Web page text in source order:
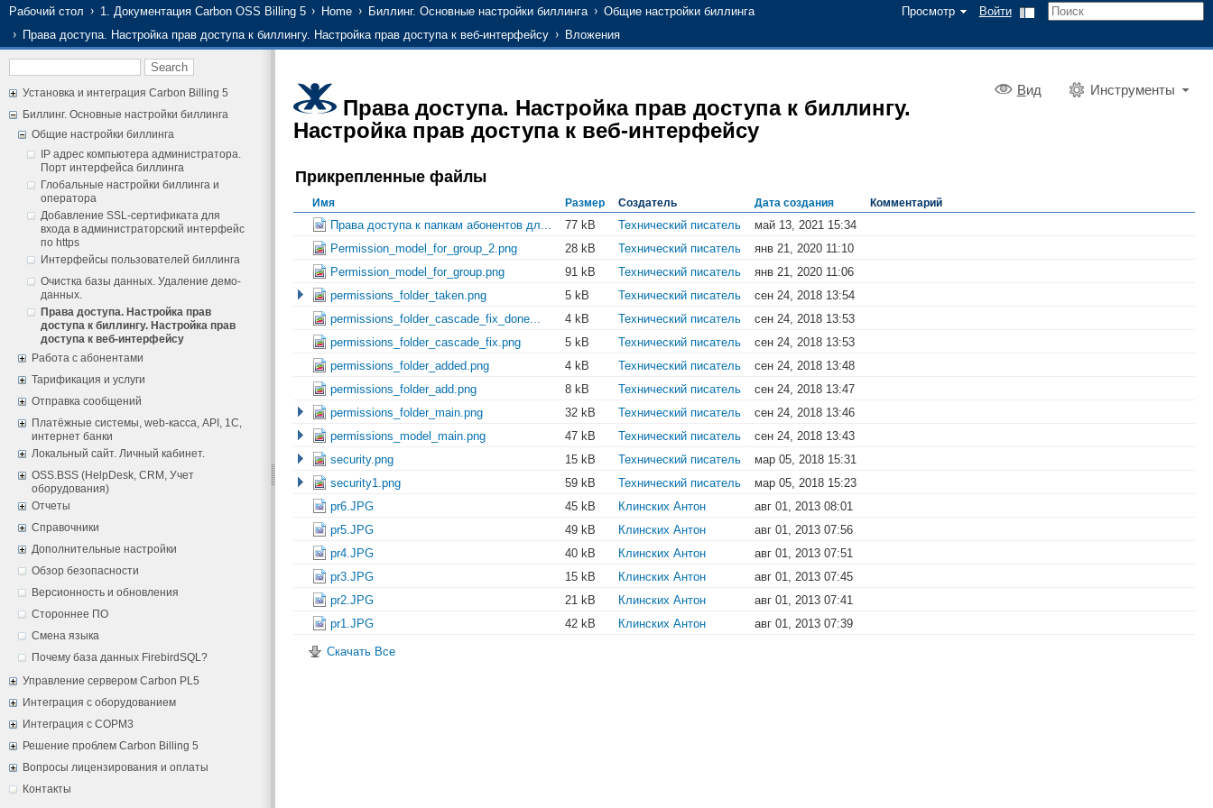
Просмотр Войти
Рабочий стол 1. Документация Carbon OSS Billing 5 Home Биллинг. Основные настройки биллинга
Общие настройки биллинга
Права доступа. Настройка прав доступа к биллингу. Настройка прав доступа к веб-интерфейсу
Вложения
Установка и интеграция Carbon Billing 5
Биллинг. Основные настройки биллинга
Общие настройки биллинга
IP адрес компьютера администратора.
Порт интерфейса биллинга
Глобальные настройки биллинга и
оператора
Добавление SSL-сертификата для
входа в администраторский интерфейс
по https
Интерфейсы пользователей биллинга
Очистка базы данных. Удаление демо-
данных.
Права доступа. Настройка прав
доступа к биллингу. Настройка прав
доступа к веб-интерфейсу
Работа с абонентами
Тарификация и услуги
Отправка сообщений
Платёжные системы, web-касса, API, 1С,
интернет банки
Локальный сайт. Личный кабинет.
OSS.BSS (HelpDesk, CRM, Учет
оборудования)
Отчеты
Справочники
Дополнительные настройки
Обзор безопасности
Версионность и обновления
Стороннее ПО
Смена языка
Почему база данных FirebirdSQL?
Управление сервером Carbon PL5
Интеграция с оборудованием
Интеграция с СОРМ3
Решение проблем Carbon Billing 5
Вопросы лицензирования и оплаты
Контакты
Вид Инструменты
Права доступа. Настройка прав доступа к биллингу.
Настройка прав доступа к веб-интерфейсу
Прикрепленные файлы
Имя Размер Создатель Дата создания Комментарий
Права доступа к папкам абонентов дл... 77 kB Технический писатель
май 13, 2021 15:34
Permission_model_for_group_2.png
28 kB Технический писатель
янв 21, 2020 11:10
Permission_model_for_group.png
91 kB Технический писатель
янв 21, 2020 11:06
permissions_folder_taken.png
5 kB Технический писатель
сен 24, 2018 13:54
permissions_folder_cascade_fix_done...
4 kB Технический писатель
сен 24, 2018 13:53
permissions_folder_cascade_fix.png
5 kB Технический писатель
сен 24, 2018 13:53
permissions_folder_added.png
4 kB Технический писатель
сен 24, 2018 13:48
permissions_folder_add.png
8 kB Технический писатель
сен 24, 2018 13:47
permissions_folder_main.png
32 kB Технический писатель
сен 24, 2018 13:46
permissions_model_main.png
47 kB Технический писатель
сен 24, 2018 13:43
security.png
15 kB Технический писатель
мар 05, 2018 15:31
security1.png
59 kB Технический писатель
мар 05, 2018 15:23
pr6.JPG
45 kB Клинских Антон
авг 01, 2013 08:01
pr5.JPG
49 kB Клинских Антон
авг 01, 2013 07:56
pr4.JPG
40 kB Клинских Антон
авг 01, 2013 07:51
pr3.JPG
15 kB Клинских Антон
авг 01, 2013 07:45
pr2.JPG
21 kB Клинских Антон
авг 01, 2013 07:41
pr1.JPG
42 kB Клинских Антон авг 01, 2013 07:39
Скачать Все